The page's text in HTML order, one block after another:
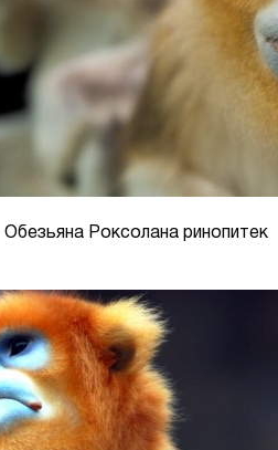
Обезьяна Роксолана ринопитек